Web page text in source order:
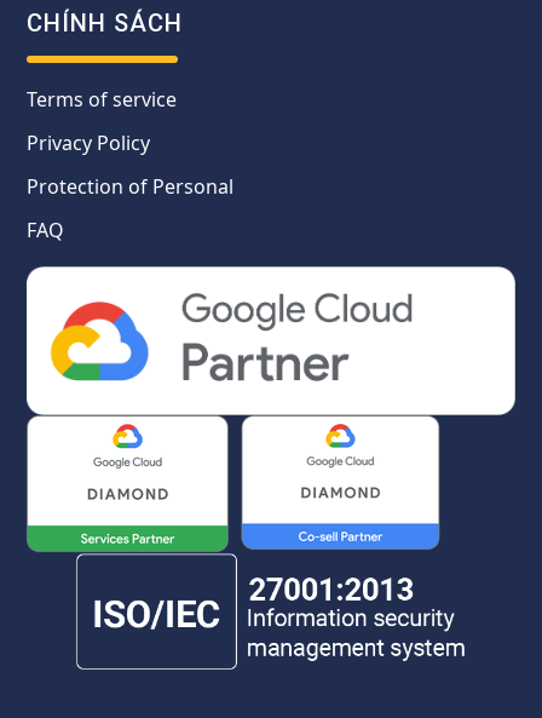
CHÍNH SÁCH
Terms of service
Privacy Policy
Protection of Personal
FAQ